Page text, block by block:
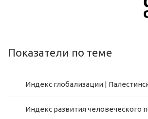
Показатели по теме
Индекс глобализации |
Индекс развития человеческого